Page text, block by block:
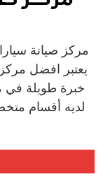
مركز صيانة
يعتبر افضل
خبرة طويلة في
لديه أقسام